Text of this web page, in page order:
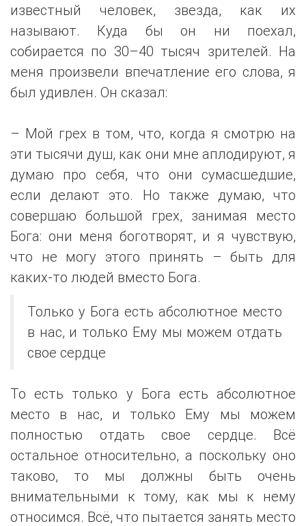
известный человек, звезда, как их
называют. Куда бы он ни поехал,
собирается по 30–40 тысяч зрителей. На
меня произвели впечатление его слова, я
был удивлен. Он сказал:
– Мой грех в том, что, когда я смотрю на
эти тысячи душ, как они мне аплодируют, я
думаю про себя, что они сумасшедшие,
если делают это. Но также думаю, что
совершаю большой грех, занимая место
Бога: они меня боготворят, и я чувствую,
что не могу этого принять – быть для
каких-то людей вместо Бога.
Только у Бога есть абсолютное место
в нас, и только Ему мы можем отдать
свое сердце
То есть только у Бога есть абсолютное
место в нас, и только Ему мы можем
полностью отдать свое сердце. Всё
остальное относительно, а поскольку оно
таково, то мы должны быть очень
внимательными к тому, как мы к нему
относимся. Всё, что пытается занять место